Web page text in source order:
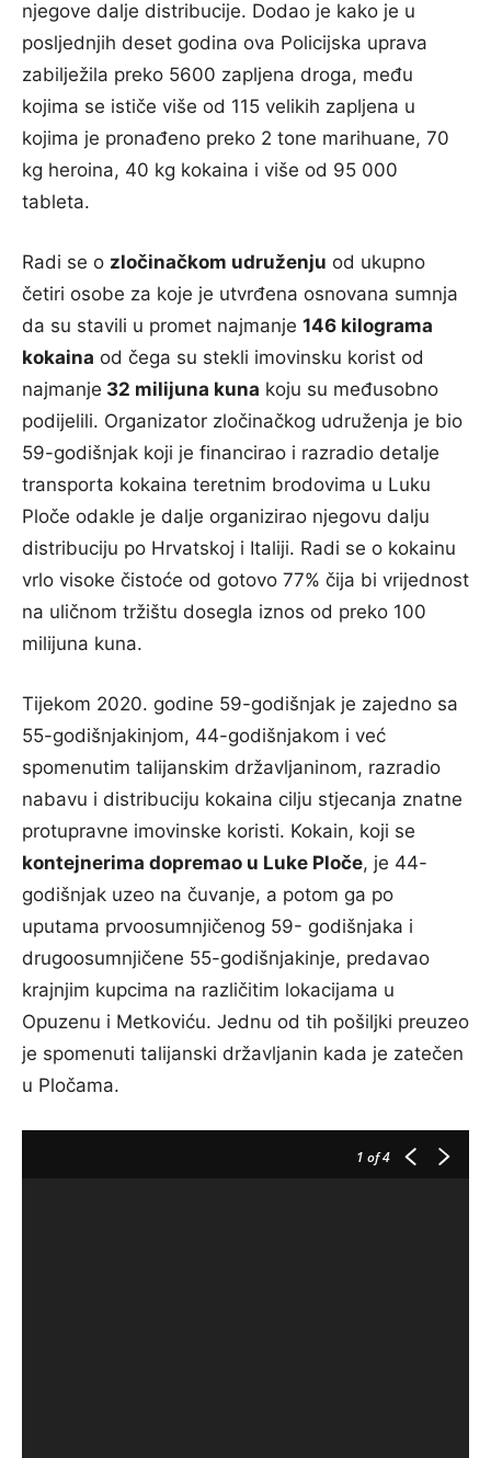
njegove dalje distribucije. Dodao je kako je u
posljednjih deset godina ova Policijska uprava
zabilježila preko 5600 zapljena droga, među
kojima se ističe više od 115 velikih zapljena u
kojima je pronađeno preko 2 tone marihuane, 70
kg heroina, 40 kg kokaina i više od 95 000
tableta.
Radi se o zločinačkom udruženju od ukupno
četiri osobe za koje je utvrđena osnovana sumnja
da su stavili u promet najmanje 146 kilograma
kokaina od čega su stekli imovinsku korist od
najmanje 32 milijuna kuna koju su međusobno
podijelili. Organizator zločinačkog udruženja je bio
59-godišnjak koji je financirao i razradio detalje
transporta kokaina teretnim brodovima u Luku
Ploče odakle je dalje organizirao njegovu dalju
distribuciju po Hrvatskoj i Italiji. Radi se o kokainu
vrlo visoke čistoće od gotovo 77% čija bi vrijednost
na uličnom tržištu dosegla iznos od preko 100
milijuna kuna.
Tijekom 2020. godine 59-godišnjak je zajedno sa
55-godišnjakinjom, 44-godišnjakom i već
spomenutim talijanskim državljaninom, razradio
nabavu i distribuciju kokaina cilju stjecanja znatne
protupravne imovinske koristi. Kokain, koji se
kontejnerima dopremao u Luke Ploče, je 44-
godišnjak uzeo na čuvanje, a potom ga po
uputama prvoosumnjičenog 59- godišnjaka i
drugoosumnjičene 55-godišnjakinje, predavao
krajnjim kupcima na različitim lokacijama u
Opuzenu i Metkoviću. Jednu od tih pošiljki preuzeo
je spomenuti talijanski državljanin kada je zatečen
u Pločama.
1 of 4